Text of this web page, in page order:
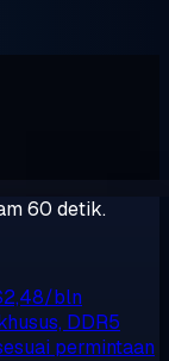
60 detik.
bln
DDR5
permintaan